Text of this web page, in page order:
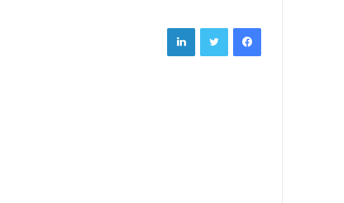
Facebook
Twitter
LinkedIn